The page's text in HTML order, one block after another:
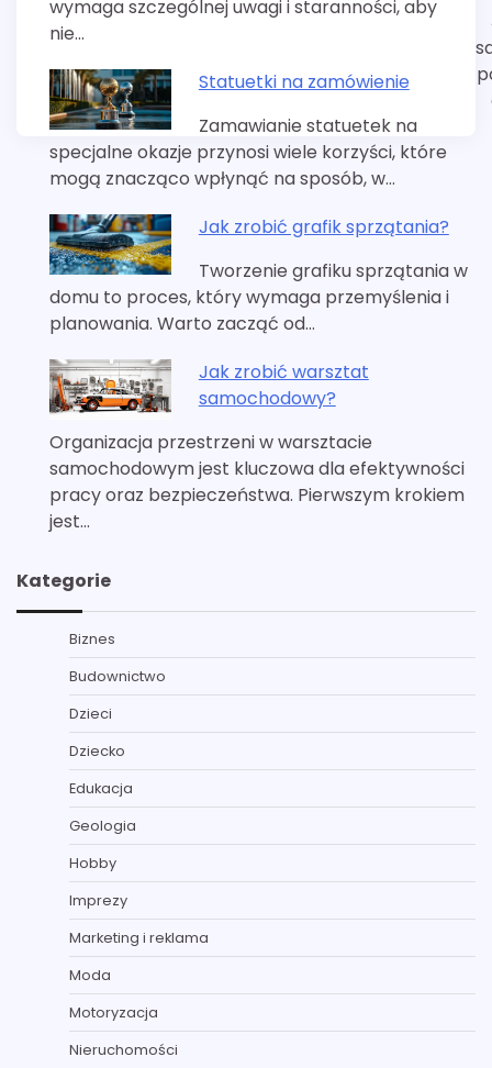
wymaga szczególnej uwagi i staranności, aby
nie…
Statuetki na zamówienie
Zamawianie statuetek na
specjalne okazje przynosi wiele korzyści, które
mogą znacząco wpłynąć na sposób, w…
Jak zrobić grafik sprzątania?
Tworzenie grafiku sprzątania w
domu to proces, który wymaga przemyślenia i
planowania. Warto zacząć od…
Jak zrobić warsztat
samochodowy?
Organizacja przestrzeni w warsztacie
samochodowym jest kluczowa dla efektywności
pracy oraz bezpieczeństwa. Pierwszym krokiem
jest…
Kategorie
Biznes
Budownictwo
Dzieci
Dziecko
Edukacja
Geologia
Hobby
Imprezy
Marketing i reklama
Moda
Motoryzacja
Nieruchomości